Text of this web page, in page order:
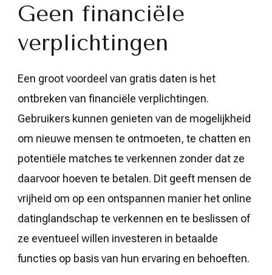
Geen financiële
verplichtingen
Een groot voordeel van gratis daten is het
ontbreken van financiële verplichtingen.
Gebruikers kunnen genieten van de mogelijkheid
om nieuwe mensen te ontmoeten, te chatten en
potentiële matches te verkennen zonder dat ze
daarvoor hoeven te betalen. Dit geeft mensen de
vrijheid om op een ontspannen manier het online
datinglandschap te verkennen en te beslissen of
ze eventueel willen investeren in betaalde
functies op basis van hun ervaring en behoeften.